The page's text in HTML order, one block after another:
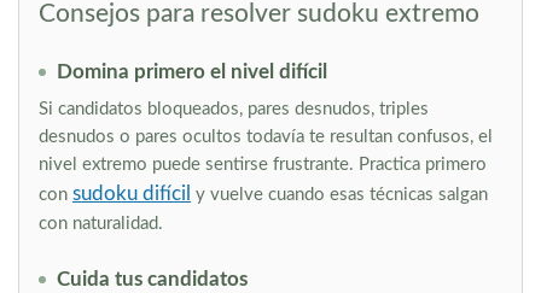
Consejos para resolver sudoku extremo
Domina primero el nivel difícil
Si candidatos bloqueados, pares desnudos, triples
desnudos o pares ocultos todavía te resultan confusos, el
nivel extremo puede sentirse frustrante. Practica primero
con sudoku difícil y vuelve cuando esas técnicas salgan
con naturalidad.
Cuida tus candidatos